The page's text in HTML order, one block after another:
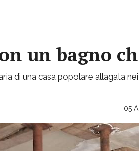
un bagno
di una casa popolare allagata
05